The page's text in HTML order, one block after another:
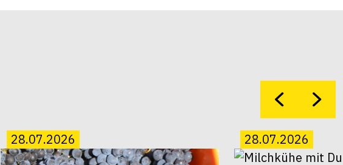
28.07.2026 28.07.2026